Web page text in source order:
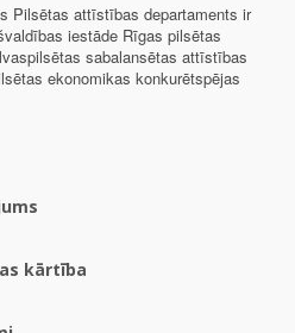
Pilsētas attīstības departaments ir
iestāde Rīgas pilsētas
sabalansētas attīstības
ekonomikas konkurētspējas
kārtība